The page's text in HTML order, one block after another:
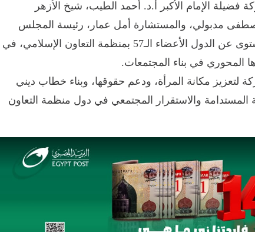
ومشاركة فضيلة الإمام الأكبر أ.د. أحمد الطيب، شيخ الأزهر
مدبولي، والمستشارة أمل عمار، رئيسة المجلس
القومي للمرأة، وممثلين رفيعي المستوى عن الدول الأعضاء الـ57 بمنظمة التعاون الإسلامي، في
المحوري في بناء المجتمعات.
لتعزيز مكانة المرأة، ودعم حقوقها، وبناء خطاب ديني
والاستقرار المجتمعي في دول منظمة التعاون